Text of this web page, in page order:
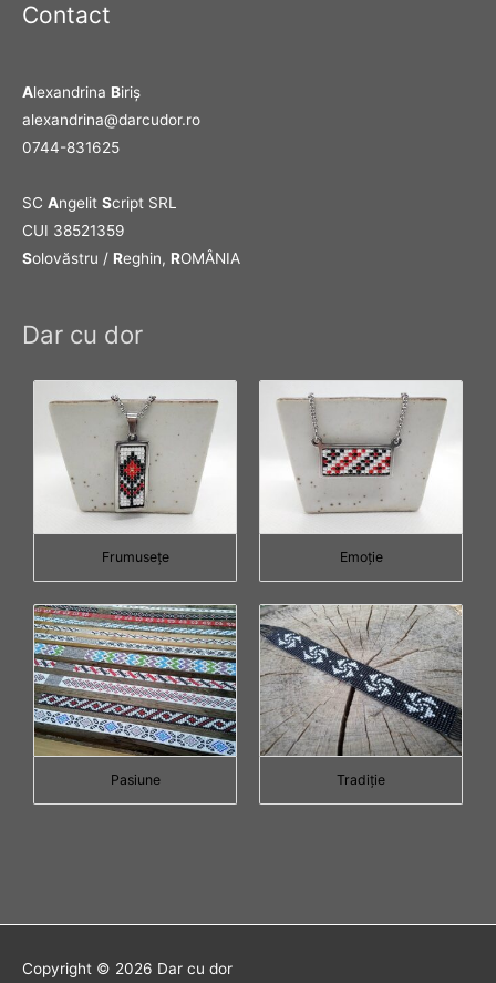
Contact
Alexandrina Biriş
alexandrina@darcudor.ro
0744-831625
SC Angelit Script SRL
CUI 38521359
Solovăstru / Reghin, ROMÂNIA
Dar cu dor
Frumuseţe Emoţie
Pasiune Tradiţie
Copyright © 2026 Dar cu dor